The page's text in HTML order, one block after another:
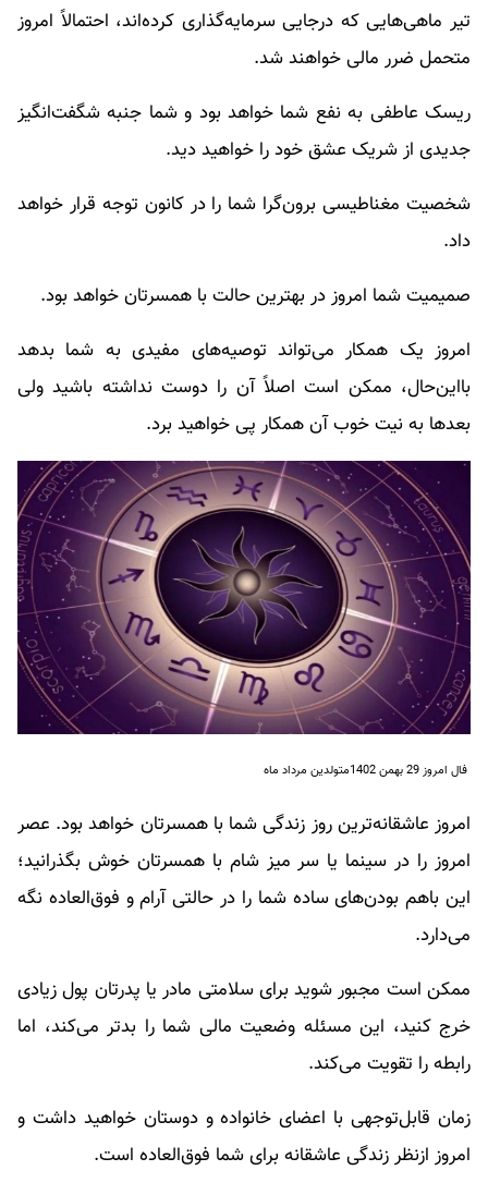
تیر ماهی‌هایی که درجایی سرمایه‌گذاری کرده‌اند، احتمالاً امروز
متحمل ضرر مالی خواهند شد.
ریسک عاطفی به نفع شما خواهد بود و شما جنبه شگفت‌انگیز
جدیدی از شریک عشق خود را خواهید دید.
شخصیت مغناطیسی برون‌گرا شما را در کانون توجه قرار خواهد
داد.
صمیمیت شما امروز در بهترین حالت با همسرتان خواهد بود.
امروز یک همکار می‌تواند توصیه‌های مفیدی به شما بدهد
بااین‌حال، ممکن است اصلاً آن را دوست نداشته باشید ولی
بعدها به نیت خوب آن همکار پی خواهید برد.
فال امروز 29 بهمن 1402متولدین مرداد ماه
امروز عاشقانه‌ترین روز زندگی شما با همسرتان خواهد بود. عصر
امروز را در سینما یا سر میز شام با همسرتان خوش بگذرانید؛
این باهم بودن‌های ساده شما را در حالتی آرام و فوق‌العاده نگه
می‌دارد.
ممکن است مجبور شوید برای سلامتی مادر یا پدرتان پول زیادی
خرج کنید، این مسئله وضعیت مالی شما را بدتر می‌کند، اما
رابطه را تقویت می‌کند.
زمان قابل‌توجهی با اعضای خانواده و دوستان خواهید داشت و
امروز ازنظر زندگی عاشقانه برای شما فوق‌العاده است.